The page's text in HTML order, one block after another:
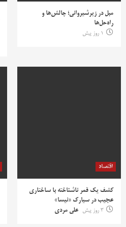
مبل در زیرشیروانی؛ چالش‌ها و
راه‌حل‌ها
1 روز پیش
اقتصاد
کشف یک قمر ناشناخته با ساختاری
عجیب در سیارک «نیسا»
3 روز پیش
علی مردی